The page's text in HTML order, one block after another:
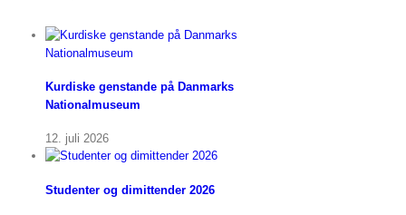
Kurdiske genstande på Danmarks
Nationalmuseum
12. juli 2026
Studenter og dimittender 2026